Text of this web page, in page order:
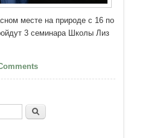
месте на природе с 16 по
3 семинара Школы Лиз
Семинары Школы Лиз Бурбо
- с 16 по 22 июня
форма
Пошук